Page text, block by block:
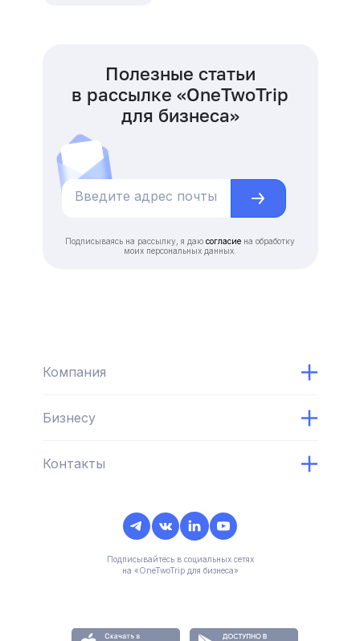
Полезные статьи
в рассылке «OneTwoTrip
для бизнеса»
Подписываясь на рассылку, я даю согласие на обработку
моих персональных данных.
Компания
Бизнесу
Контакты
Подписывайтесь в социальных сетях
на «OneTwoTrip для бизнеса»